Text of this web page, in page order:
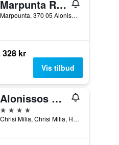
Marpunta Resort
Marpounta, 370 05 Alonissos, Sporades, Thessaly, Patitiri, Hellas
328 kr
Vis tilbud
Alonissos Beach Bungalows And Suites Hotel
4 stjerner
Chrisi Milia, Chrisi Milia, Hellas